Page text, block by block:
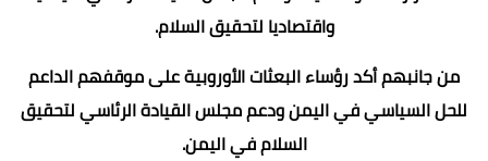
واقتصاديا لتحقيق السلام.
من جانبهم أكد رؤساء البعثات الأوروبية على موقفهم الداعم
للحل السياسي في اليمن ودعم مجلس القيادة الرئاسي لتحقيق
السلام في اليمن.